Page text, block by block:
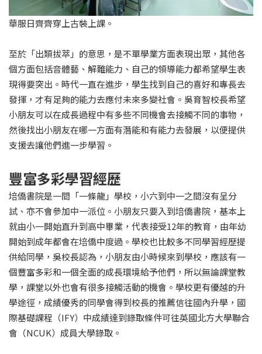
華服日齊齊穿上古裝上課。
至於「出類拔萃」的意思，是不單學業方面表現出眾，其他各
個方面包括音體藝、解難能力、自己的領導能力都希望學生表
現得要突出。時代一直在進步，學生找到自己的喜好和專長去
發揮，才有足夠的能力去應付未來多變社會。吳育智校長希望
小朋友可以在成長過程中有多些不同機會去接觸不同的事物，
然後找出小朋友在哪一方面有潛能和有能力去發展，以便提供
支援去讓他們進一步學習。
豐富多彩學習經歷
培僑書院是一間「一條龍」學校，小六到中一之間沒有呈分
試、亦不會參加中一派位。小朋友只要入到培僑書院，基本上
就由小一開始直升到高中畢業，代表接受12年的教育，由年幼
開始到成年都會在培僑中度過。學校也比較多不同學習經歷提
供給同學，吳校長認為，小朋友由小時候來到學校，應該有一
個豐富多彩和一個全面的成長環境給予他們，所以無論課堂教
學，課堂以外也會有很多接觸活動的機會。學校更有優越的升
學途徑，成績優秀的同學會得到校長的推薦信往國內升學，國
際基礎課程（IFY）中成績達到錄取條件可往英國北方大學聯合
會（NCUK）成員大學錄取。